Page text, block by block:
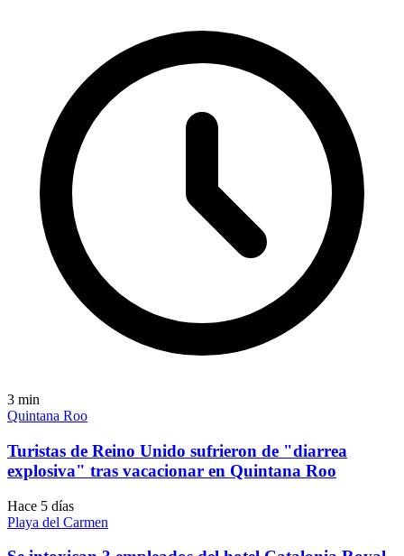
3 min
Quintana Roo
Turistas de Reino Unido sufrieron de "diarrea
explosiva" tras vacacionar en Quintana Roo
Hace 5 días
Playa del Carmen